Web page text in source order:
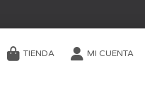
TIENDA MI CUENTA